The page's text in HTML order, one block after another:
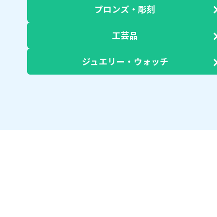
ブロンズ・彫刻
工芸品
ジュエリー・ウォッチ